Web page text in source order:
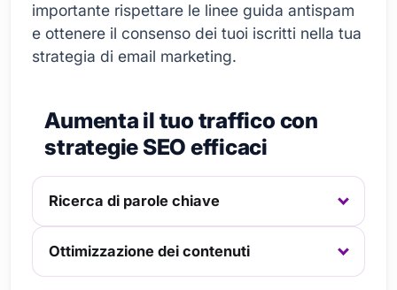
importante rispettare le linee guida antispam
e ottenere il consenso dei tuoi iscritti nella tua
strategia di email marketing.
Aumenta il tuo traffico con
strategie SEO efficaci
Ricerca di parole chiave
Ottimizzazione dei contenuti